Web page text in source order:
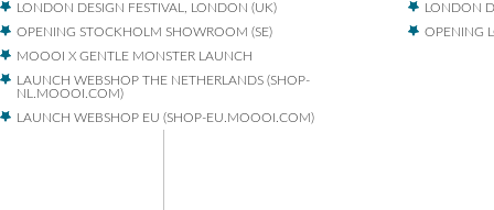
LONDON DESIGN FESTIVAL, LONDON (UK)
OPENING STOCKHOLM SHOWROOM (SE)
MOOOI X GENTLE MONSTER LAUNCH
LAUNCH WEBSHOP THE NETHERLANDS (SHOP-
NL.MOOOI.COM)
LAUNCH WEBSHOP EU (SHOP-EU.MOOOI.COM)
LONDON
OPENING